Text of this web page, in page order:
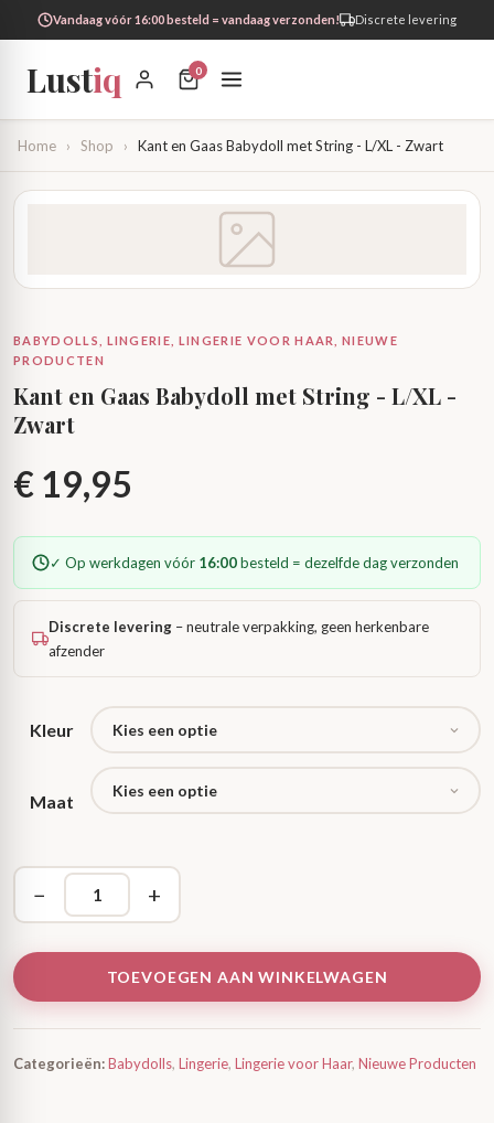
Vandaag vóór 16:00 besteld = vandaag verzonden! Discrete levering
Lustiq 0
Home › Shop › Kant en Gaas Babydoll met String - L/XL - Zwart
BABYDOLLS, LINGERIE, LINGERIE VOOR HAAR, NIEUWE
PRODUCTEN
Kant en Gaas Babydoll met String - L/XL -
Zwart
€ 19,95
✓ Op werkdagen vóór 16:00besteld = dezelfde dag verzonden
Discrete levering – neutrale verpakking, geen herkenbare
afzender
Kleur
Maat
− +
TOEVOEGEN AAN WINKELWAGEN
Categorieën:Babydolls, Lingerie, Lingerie voor Haar, Nieuwe Producten